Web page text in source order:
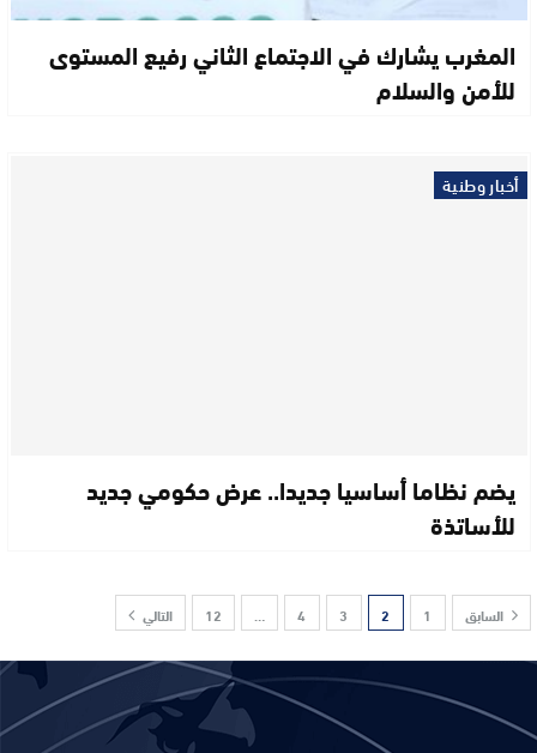
المغرب يشارك في الاجتماع الثاني رفيع المستوى
للأمن والسلام
أخبار وطنية
يضم نظاما أساسيا جديدا.. عرض حكومي جديد
للأساتذة
السابق 1
2
3
4
…
12 التالي